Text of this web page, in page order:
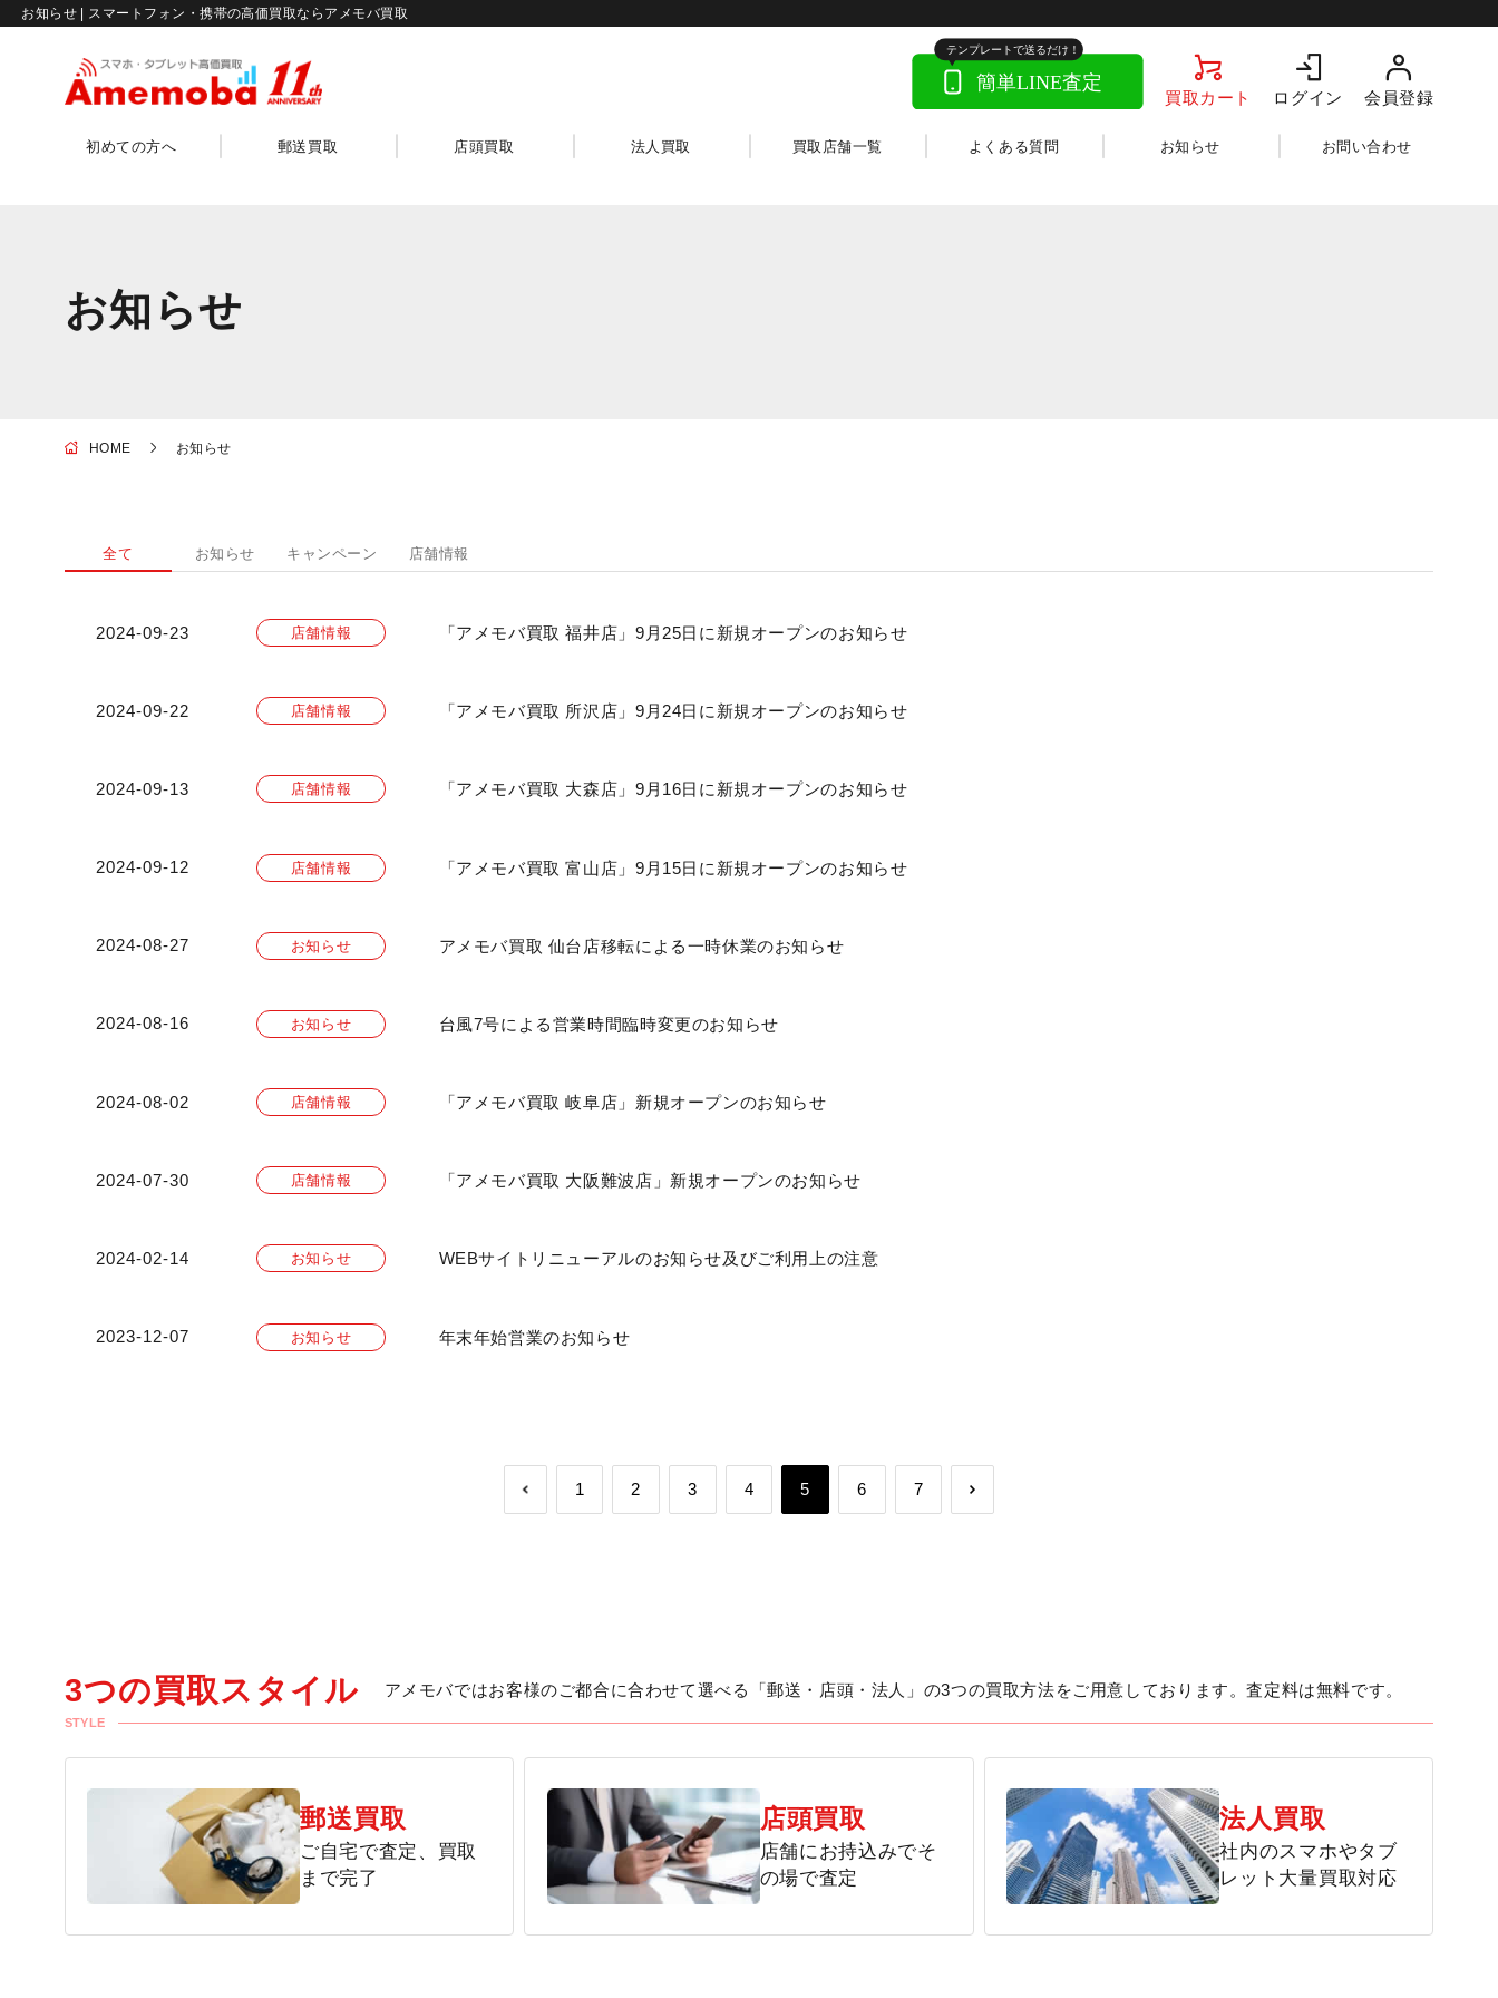
お知らせ | スマートフォン・携帯の高価買取ならアメモバ買取
買取カート ログイン 会員登録
初めての方へ 郵送買取 店頭買取 法人買取 買取店舗一覧 よくある質問 お知らせ お問い合わせ
お知らせ
HOME お知らせ
全て お知らせ キャンペーン 店舗情報
2024-09-23 店舗情報 「アメモバ買取 福井店」9月25日に新規オープンのお知らせ
2024-09-22 店舗情報 「アメモバ買取 所沢店」9月24日に新規オープンのお知らせ
2024-09-13 店舗情報 「アメモバ買取 大森店」9月16日に新規オープンのお知らせ
2024-09-12 店舗情報 「アメモバ買取 富山店」9月15日に新規オープンのお知らせ
2024-08-27 お知らせ アメモバ買取 仙台店移転による一時休業のお知らせ
2024-08-16 お知らせ 台風7号による営業時間臨時変更のお知らせ
2024-08-02 店舗情報 「アメモバ買取 岐阜店」新規オープンのお知らせ
2024-07-30 店舗情報 「アメモバ買取 大阪難波店」新規オープンのお知らせ
2024-02-14 お知らせ WEBサイトリニューアルのお知らせ及びご利用上の注意
2023-12-07 お知らせ 年末年始営業のお知らせ
1 2 3 4 5 6 7
3つの買取スタイル
STYLE
アメモバではお客様のご都合に合わせて選べる「郵送・店頭・法人」の3つの買取方法をご用意しております。査定料は無料です。
郵送買取
ご自宅で査定、買取
まで完了
店頭買取
店舗にお持込みでそ
の場で査定
法人買取
社内のスマホやタブ
レット大量買取対応